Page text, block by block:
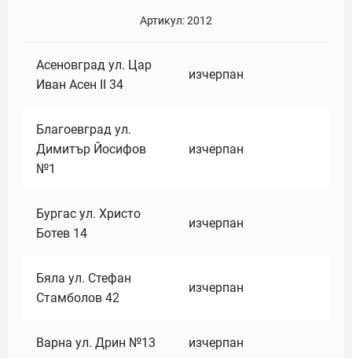
Артикул:2012
Асеновград ул. Цар
Иван Асен II 34
изчерпан
Благоевград ул.
Димитър Йосифов
№1
изчерпан
Бургас ул. Христо
Ботев 14
изчерпан
Бяла ул. Стефан
Стамболов 42
изчерпан
Варна ул. Дрин №13 изчерпан